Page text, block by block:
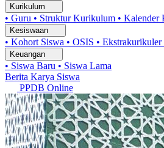
Kurikulum
• Guru • Struktur Kurikulum • Kalender
Kesiswaan
• Kohort Siswa • OSIS • Ekstrakurikuler
Keuangan
• Siswa Baru • Siswa Lama
Berita Karya Siswa
PPDB Online